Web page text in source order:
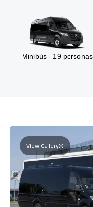
Minibús - 19 personas
View Gallery